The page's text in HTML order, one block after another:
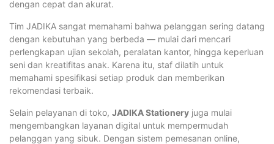
dengan cepat dan akurat.
Tim JADIKA sangat memahami bahwa pelanggan sering datang
dengan kebutuhan yang berbeda — mulai dari mencari
perlengkapan ujian sekolah, peralatan kantor, hingga keperluan
seni dan kreatifitas anak. Karena itu, staf dilatih untuk
memahami spesifikasi setiap produk dan memberikan
rekomendasi terbaik.
Selain pelayanan di toko, JADIKA Stationery juga mulai
mengembangkan layanan digital untuk mempermudah
pelanggan yang sibuk. Dengan sistem pemesanan online,